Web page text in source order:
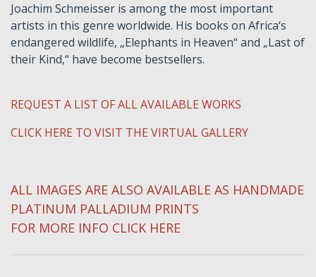
Joachim Schmeisser is among the most important
artists in this genre worldwide. His books on Africa‘s
endangered wildlife, „Elephants in Heaven“ and „Last of
their Kind,“ have become bestsellers.
REQUEST A LIST OF ALL AVAILABLE WORKS
CLICK HERE TO VISIT THE VIRTUAL GALLERY
ALL IMAGES ARE ALSO AVAILABLE AS HANDMADE
PLATINUM PALLADIUM PRINTS
FOR MORE INFO CLICK HERE